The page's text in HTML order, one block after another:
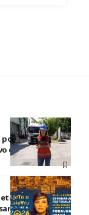
posjetila Lukavac
od otpada
u Lukavcu“